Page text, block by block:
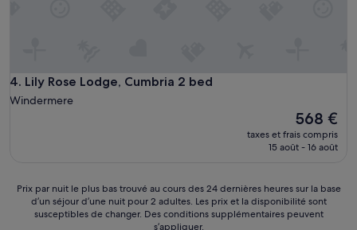
4. Lily Rose Lodge, Cumbria 2 bed
Lily Rose Lodge, Cumbria 2 bed
Windermere
Le
nouveau
prix
568 €
568 €
taxes et frais compris
15 août - 16 août
Prix
Prix par nuit le plus bas trouvé au cours des 24 dernières heures sur la base
d’un séjour d’une nuit pour 2 adultes. Les prix et la disponibilité sont
susceptibles de changer. Des conditions supplémentaires peuvent
s’appliquer.